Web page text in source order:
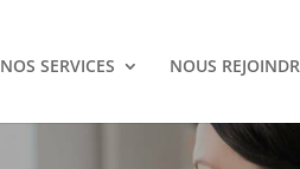
NOS SERVICES NOUS